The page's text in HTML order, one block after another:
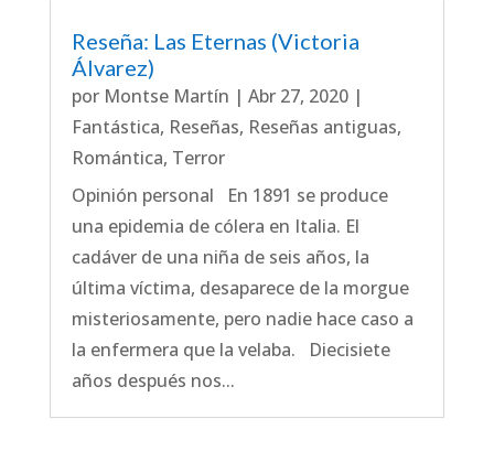
Reseña: Las Eternas (Victoria
Álvarez)
por Montse Martín | Abr 27, 2020|
Fantástica, Reseñas, Reseñas antiguas,
Romántica, Terror
Opinión personal En 1891 se produce
una epidemia de cólera en Italia. El
cadáver de una niña de seis años, la
última víctima, desaparece de la morgue
misteriosamente, pero nadie hace caso a
la enfermera que la velaba. Diecisiete
años después nos...